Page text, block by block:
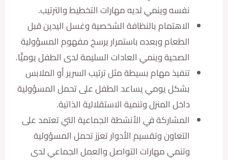
نفسه وينمي لديه مهارات التخطيط والترتيب.
الاهتمام بالنظافة الشخصية وغسل اليدين قبل
الطعام وبعده باستمرار يرسخ مفهوم المسؤولية
الصحية وينمي العادات السليمة لدى الطفل يوميّّا.
تنفيذ مهام بسيطة مثل ترتيب السرير أو الملابس
بشكل يومي يساعد الطفل على تحمل المسؤولية
داخل المنزل وتنمية الاستقلالية الذاتية.
المشاركة في الأنشطة الجماعية التي تعتمد على
التعاون وتقسيم الأدوار تعزز تحمل المسؤولية
وتنمي مهارات التواصل والعمل الجماعي لدى